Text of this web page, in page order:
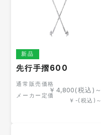
新品
先行手摺600
通常販売価格
￥ 4,800(税込)～
メーカー定価
￥ -(税込)～